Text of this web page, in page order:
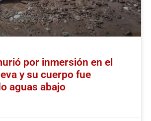
por inmersión en el
y su cuerpo fue
aguas abajo